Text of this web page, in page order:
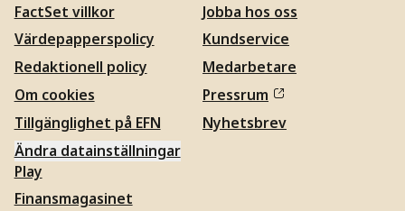
FactSet villkor
Värdepapperspolicy
Redaktionell policy
Om cookies
Tillgänglighet på EFN
Ändra datainställningar
Jobba hos oss
Kundservice
Medarbetare
Pressrum
Nyhetsbrev
Play
Finansmagasinet